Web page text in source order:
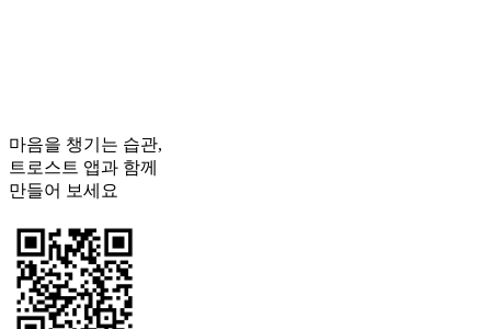
마음을 챙기는 습관,
트로스트 앱과 함께
만들어 보세요